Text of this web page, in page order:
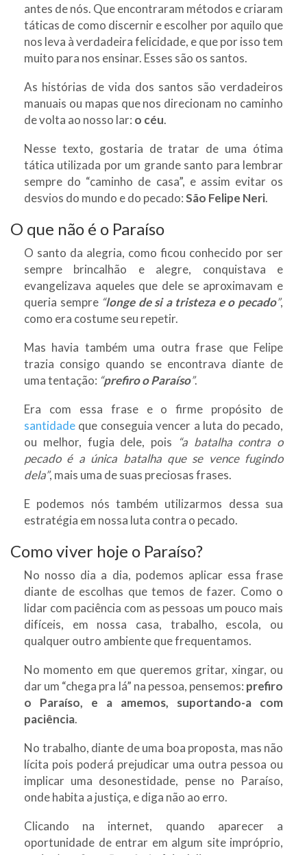
antes de nós. Que encontraram métodos e criaram
táticas de como discernir e escolher por aquilo que
nos leva à verdadeira felicidade, e que por isso tem
muito para nos ensinar. Esses são os santos.
As histórias de vida dos santos são verdadeiros
manuais ou mapas que nos direcionam no caminho
de volta ao nosso lar: o céu.
Nesse texto, gostaria de tratar de uma ótima
tática utilizada por um grande santo para lembrar
sempre do “caminho de casa”, e assim evitar os
desvios do mundo e do pecado:São Felipe Neri.
O que não é o Paraíso
O santo da alegria, como ficou conhecido por ser
sempre brincalhão e alegre, conquistava e
evangelizava aqueles que dele se aproximavam e
queria sempre “longe de si a tristeza e o pecado”,
como era costume seu repetir.
Mas havia também uma outra frase que Felipe
trazia consigo quando se encontrava diante de
uma tentação: “prefiro o Paraíso”.
Era com essa frase e o firme propósito de
santidade que conseguia vencer a luta do pecado,
ou melhor, fugia dele, pois
“a batalha contra o
pecado é a única batalha que se vence fugindo
dela”, mais uma de suas preciosas frases.
E podemos nós também utilizarmos dessa sua
estratégia em nossa luta contra o pecado.
Como viver hoje o Paraíso?
No nosso dia a dia, podemos aplicar essa frase
diante de escolhas que temos de fazer. Como o
lidar com paciência com as pessoas um pouco mais
difíceis, em nossa casa, trabalho, escola, ou
qualquer outro ambiente que frequentamos.
No momento em que queremos gritar, xingar, ou
dar um “chega pra lá” na pessoa, pensemos: prefiro
o Paraíso, e a amemos, suportando-a com
paciência.
No trabalho, diante de uma boa proposta, mas não
lícita pois poderá prejudicar uma outra pessoa ou
implicar uma desonestidade, pense no Paraíso,
onde habita a justiça, e diga não ao erro.
Clicando na internet, quando aparecer a
oportunidade de entrar em algum site impróprio,